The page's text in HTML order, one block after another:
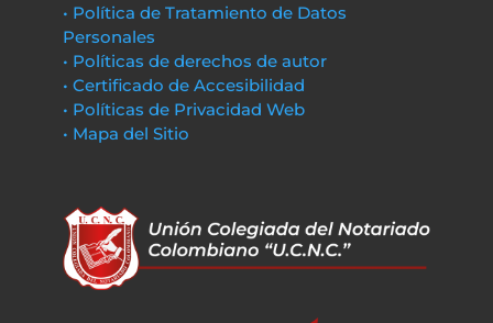
• Política de Tratamiento de Datos
Personales
• Políticas de derechos de autor
• Certificado de Accesibilidad
• Políticas de Privacidad Web
• Mapa del Sitio